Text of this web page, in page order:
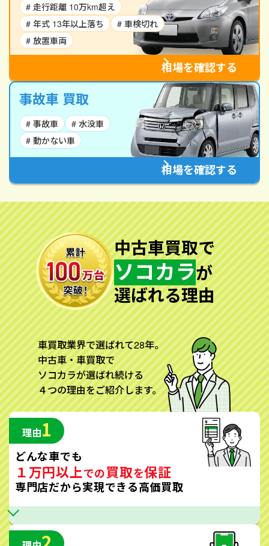
# 走行距離 10万km超え
# 年式 13年以上落ち
# 車検切れ
# 放置車両
相場を確認する
事故車 買取
# 事故車
# 水没車
# 動かない車
相場を確認する
中古車買取で
ソコカラが
選ばれる理由
車買取業界で選ばれて28年。
中古車・車買取で
ソコカラが選ばれ続ける
４つの理由をご紹介します。
理由1
どんな車でも
１万円以上での買取を保証
専門店だから実現できる高価買取